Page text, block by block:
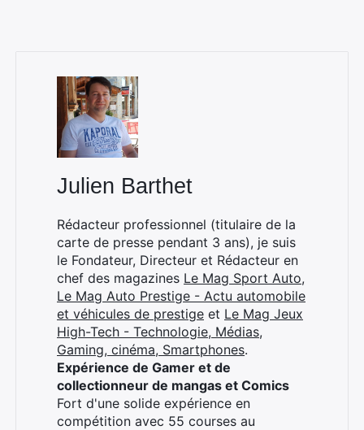
Julien Barthet
Rédacteur professionnel (titulaire de la
carte de presse pendant 3 ans), je suis
le Fondateur, Directeur et Rédacteur en
chef des magazines Le Mag Sport Auto,
Le Mag Auto Prestige - Actu automobile
et véhicules de prestige et Le Mag Jeux
High-Tech - Technologie, Médias,
Gaming, cinéma, Smartphones.
Expérience de Gamer et de
collectionneur de mangas et Comics
Fort d'une solide expérience en
compétition avec 55 courses au